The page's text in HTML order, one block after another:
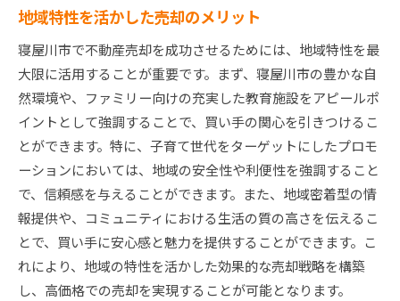
地域特性を活かした売却のメリット
寝屋川市で不動産売却を成功させるためには、地域特性を最
大限に活用することが重要です。まず、寝屋川市の豊かな自
然環境や、ファミリー向けの充実した教育施設をアピールポ
イントとして強調することで、買い手の関心を引きつけるこ
とができます。特に、子育て世代をターゲットにしたプロモ
ーションにおいては、地域の安全性や利便性を強調すること
で、信頼感を与えることができます。また、地域密着型の情
報提供や、コミュニティにおける生活の質の高さを伝えるこ
とで、買い手に安心感と魅力を提供することができます。こ
れにより、地域の特性を活かした効果的な売却戦略を構築
し、高価格での売却を実現することが可能となります。